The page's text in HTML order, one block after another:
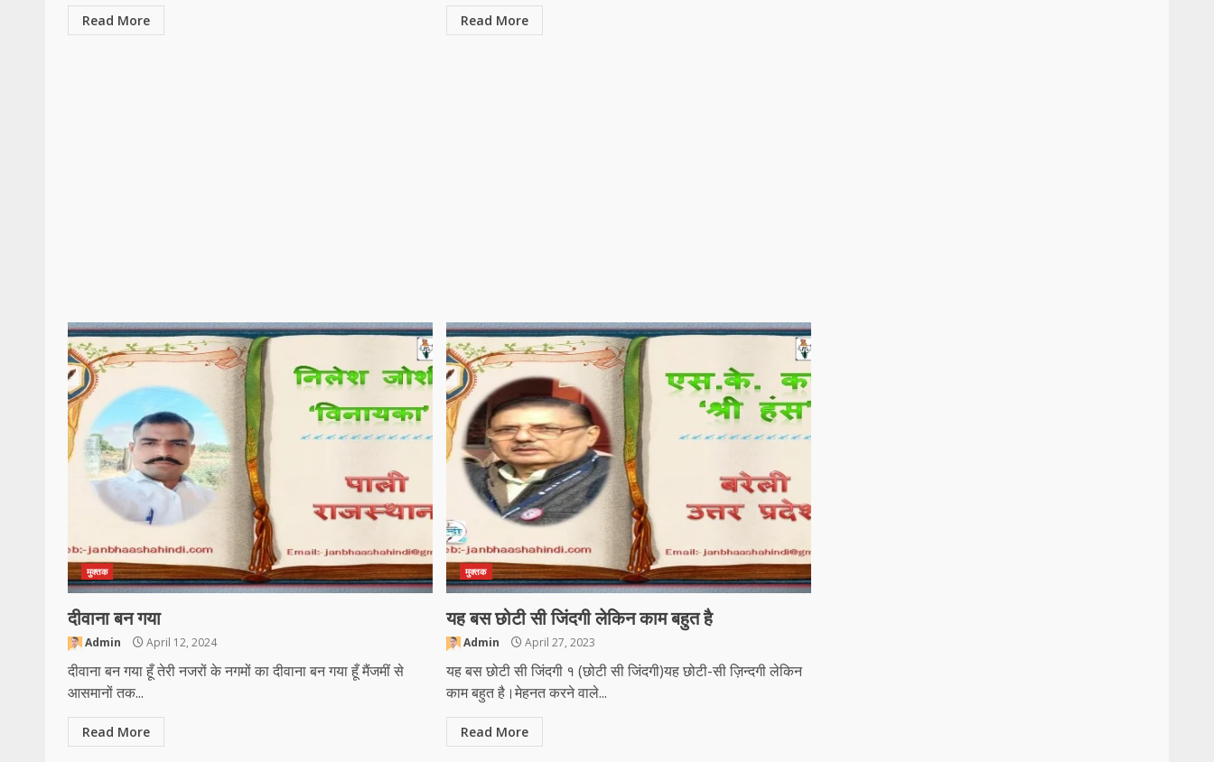
Read More Read More
मुक्तक
दीवाना बन गया
Admin April 12, 2024
दीवाना बन गया हूँ तेरी नजरों के नगमों का दीवाना बन गया हूँ मैंजमीं से
आसमानों तक...
Read More
मुक्तक
यह बस छोटी सी जिंदगी लेकिन काम बहुत है
Admin April 27, 2023
यह बस छोटी सी जिंदगी १ (छोटी सी जिंदगी)यह छोटी-सी ज़िन्दगी लेकिन
काम बहुत है।मेहनत करने वाले...
Read More